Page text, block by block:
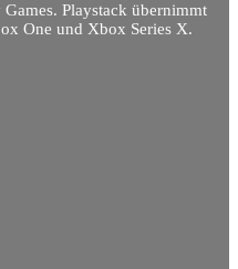
Playstack übernimmt
One und Xbox Series X.